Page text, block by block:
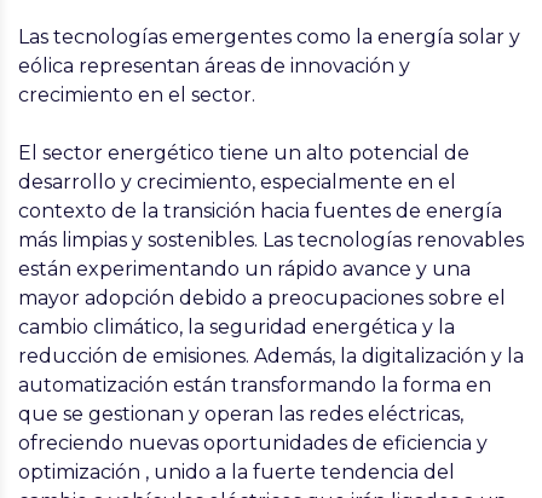
Las tecnologías emergentes como la energía solar y
eólica representan áreas de innovación y
crecimiento en el sector.
El sector energético tiene un alto potencial de
desarrollo y crecimiento, especialmente en el
contexto de la transición hacia fuentes de energía
más limpias y sostenibles. Las tecnologías renovables
están experimentando un rápido avance y una
mayor adopción debido a preocupaciones sobre el
cambio climático, la seguridad energética y la
reducción de emisiones. Además, la digitalización y la
automatización están transformando la forma en
que se gestionan y operan las redes eléctricas,
ofreciendo nuevas oportunidades de eficiencia y
optimización , unido a la fuerte tendencia del